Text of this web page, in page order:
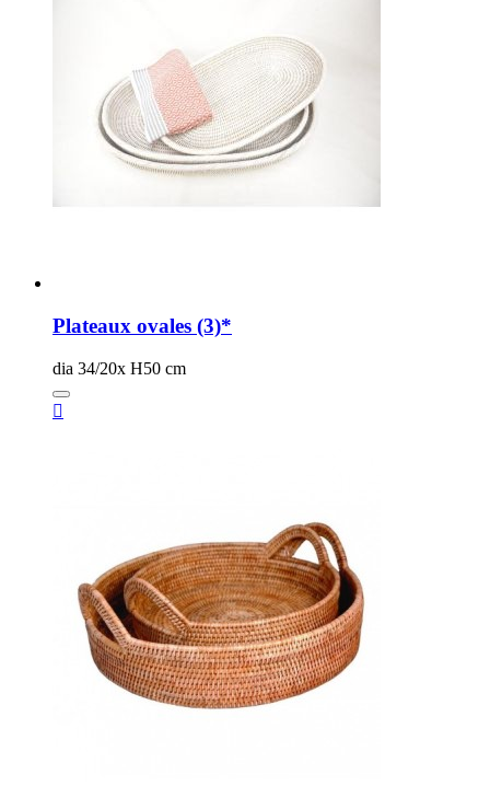
Plateaux ovales (3)*
dia 34/20x H50 cm
